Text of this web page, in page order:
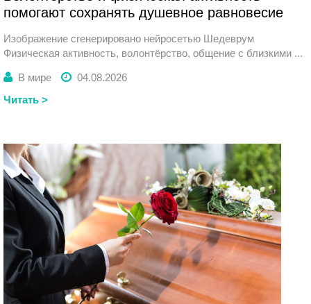
помогают сохранять душевное равновесие
Изображение сгенерировано нейросетью Шедеврум
Физическая активность, волонтёрство, общение с близкими ...
В мире
04.08.2026
Читать >